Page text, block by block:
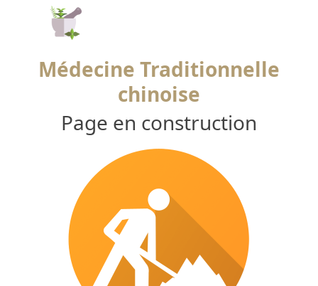
Open
mobile
menu
Close
mobile
menuMédecine Traditionnelle
chinoise
Page en construction